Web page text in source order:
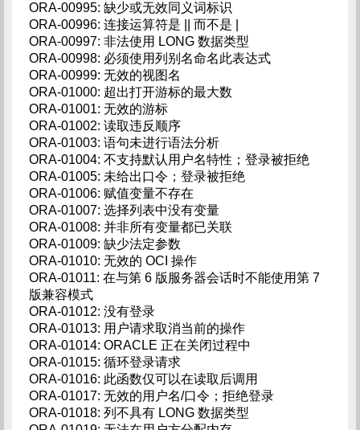
ORA-00995: 缺少或无效同义词标识
ORA-00996: 连接运算符是 || 而不是 |
ORA-00997: 非法使用 LONG 数据类型
ORA-00998: 必须使用列别名命名此表达式
ORA-00999: 无效的视图名
ORA-01000: 超出打开游标的最大数
ORA-01001: 无效的游标
ORA-01002: 读取违反顺序
ORA-01003: 语句未进行语法分析
ORA-01004: 不支持默认用户名特性；登录被拒绝
ORA-01005: 未给出口令；登录被拒绝
ORA-01006: 赋值变量不存在
ORA-01007: 选择列表中没有变量
ORA-01008: 并非所有变量都已关联
ORA-01009: 缺少法定参数
ORA-01010: 无效的 OCI 操作
ORA-01011: 在与第 6 版服务器会话时不能使用第 7
版兼容模式
ORA-01012: 没有登录
ORA-01013: 用户请求取消当前的操作
ORA-01014: ORACLE 正在关闭过程中
ORA-01015: 循环登录请求
ORA-01016: 此函数仅可以在读取后调用
ORA-01017: 无效的用户名/口令；拒绝登录
ORA-01018: 列不具有 LONG 数据类型